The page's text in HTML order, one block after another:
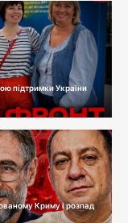
підтримки України
Криму і розпад